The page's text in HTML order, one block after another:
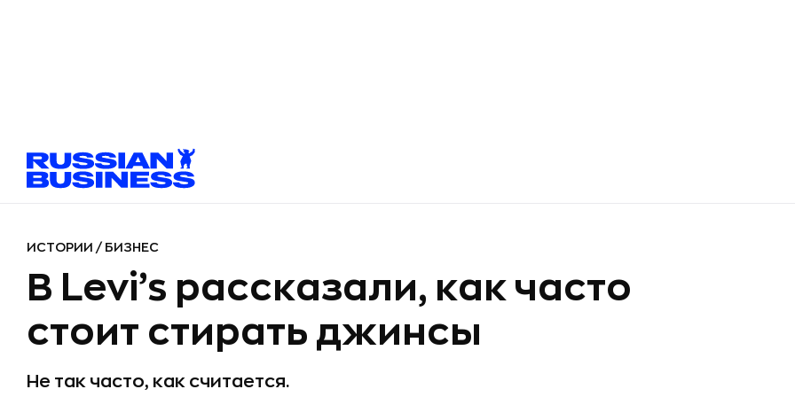
ИСТОРИИ / БИЗНЕС
В Levi’s рассказали, как часто
стоит стирать джинсы
Не так часто, как считается.